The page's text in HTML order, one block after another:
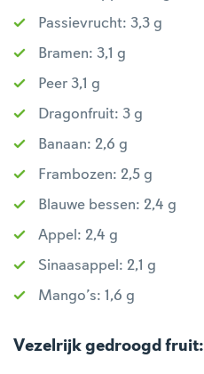
Passievrucht: 3,3 g
Bramen: 3,1 g
Peer 3,1 g
Dragonfruit: 3 g
Banaan: 2,6 g
Frambozen: 2,5 g
Blauwe bessen: 2,4 g
Appel: 2,4 g
Sinaasappel: 2,1 g
Mango’s: 1,6 g
Vezelrijk gedroogd fruit: